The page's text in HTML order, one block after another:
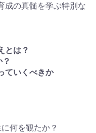
成の真髄を学ぶ特別な
とは？
ていくべきか
何を観たか？